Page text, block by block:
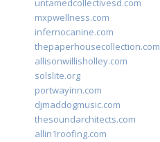
untamedcollectivesd.com
mxpwellness.com
infernocanine.com
thepaperhousecollection.com
allisonwillisholley.com
solslite.org
portwayinn.com
djmaddogmusic.com
thesoundarchitects.com
allin1roofing.com